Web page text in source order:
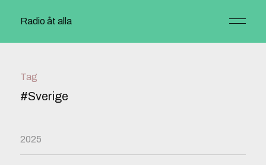
Radio åt alla
Tag
#Sverige
2025